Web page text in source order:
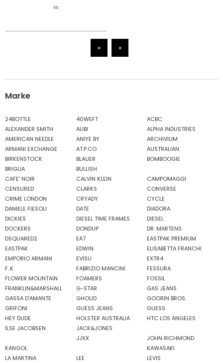
XS
« »
Marke
24BOTTLE 40WEFT
ACBC
ALEXANDER SMITH
ALIBI
ALPHA INDUSTRIES
AMERICAN NEEDLE
ANIYE BY
ARCHIVIUM
ARMANI EXCHANGE
AT.P.CO
AUSTRALIAN
BIRKENSTOCK
BLAUER
BOMBOOGIE
BRIGLIA
BULLISH
CAFE' NOIR
CALVIN KLEIN
CAMPOMAGGI
CENSURED
CLARKS
CONVERSE
CRIME LONDON
CRYADY
CYCLE
DANIELE FIESOLI
DATE
DIADORA
DICKIES
DIESEL TIME FRAMES
DIESEL
DOCKERS
DONDUP
DR. MARTENS
DSQUARED2
EA7
EASTPAK PREMIUM
EASTPAK
EDWIN
ELISABETTA FRANCHI
EMPORIO ARMANI
EVISU
EXTR4
F..K
FABRIZIO MANCINI
FESSURA
FLOWER MOUNTAIN
FOAMERS
FOSSIL
FRANKLIN&MARSHALL
G-STAR
GAS JEANS
GASSA D'AMANTE
GHOUD
GOORIN BROS.
GRIFONI
GUESS JEANS
GUESS
HEY DUDE
HOLSTER AUSTRALIA
HTC LOS ANGELES
ILSE JACOBSEN
JACK&JONES
JJXX
JOHN RICHMOND
KANGOL
KAWASAKI
LA MARTINA
LEE
LEVIS